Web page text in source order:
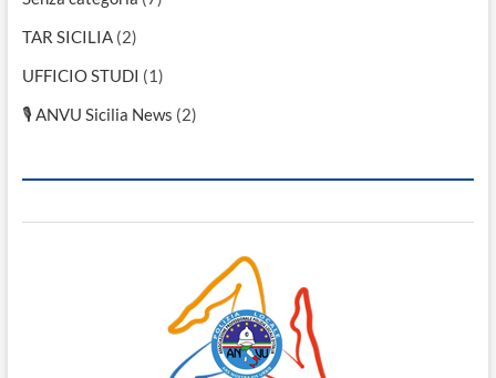
TAR SICILIA(2)
UFFICIO STUDI (1)
🎙 ANVU Sicilia News (2)